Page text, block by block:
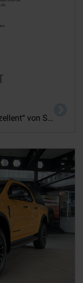
MGS Motor Gruppe Sticht erhält „Exzellent“ von SEAT & CUPRA